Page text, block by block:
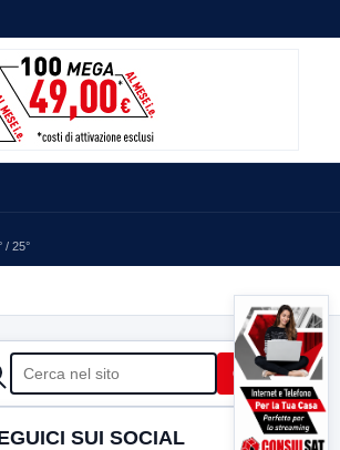
/ 25°
Cerca
SUI SOCIAL